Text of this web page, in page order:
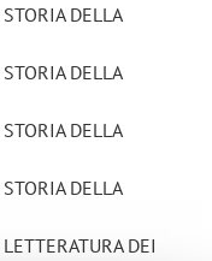
STORIA DELLA
STORIA DELLA
STORIA DELLA
STORIA DELLA
LETTERATURA DEI